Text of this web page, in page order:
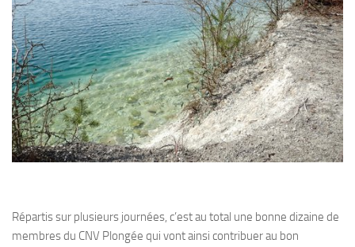
Répartis sur plusieurs journées, c’est au total une bonne dizaine de
membres du CNV Plongée qui vont ainsi contribuer au bon